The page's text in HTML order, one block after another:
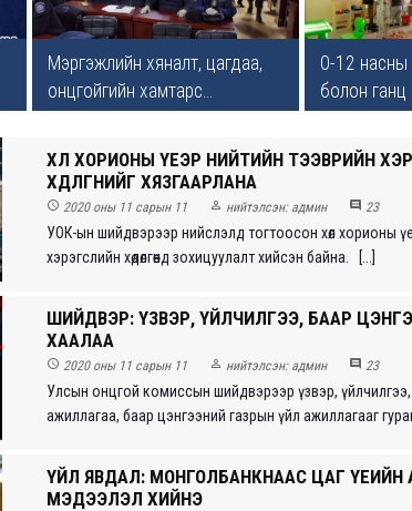
Мэргэжлийн хяналт, цагдаа,
онцгойгийн хамтарс...
0-12 насны
болон ганц
ХӨЛ ХОРИОНЫ ҮЕЭР НИЙТИЙН ТЭЭВРИЙН
ХӨДӨЛГӨӨНИЙГ ХЯЗГААРЛАНА
 2020 оны 11 сарын 11  нийтэлсэн: админ  23
УОК-ын шийдвэрээр нийслэлд тогтоосон хөл хорионы
хэрэгслийн хөдөлгөөнд зохицуулалт хийсэн байна. [...]
ШИЙДВЭР: ҮЗВЭР, ҮЙЛЧИЛГЭЭ, БААР
ХААЛАА
 2020 оны 11 сарын 11  нийтэлсэн: админ  23
Улсын онцгой комиссын шийдвэрээр үзвэр,
ажиллагаа, баар цэнгээний газрын үйл ажиллагааг
ҮЙЛ ЯВДАЛ: МОНГОЛБАНКНААС ЦАГ ҮЕИЙН
МЭДЭЭЛЭЛ ХИЙНЭ